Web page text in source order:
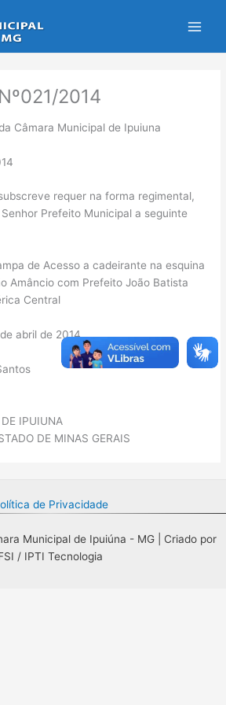
2014
Câmara Municipal de Ipuiuna
requer na forma regimental,
Prefeito Municipal a seguinte
de Acesso a cadeirante na esquina
Amâncio com Prefeito João Batista
Central
abril de 2014.
IPUIUNA
DE MINAS GERAIS
de Privacidade
Municipal de Ipuiúna - MG | Criado por
/ IPTI Tecnologia